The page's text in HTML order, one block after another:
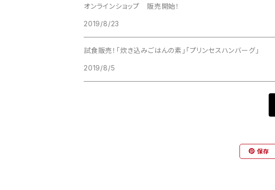
オンラインショップ 販売開始！
2019/8/23
試食販売！「炊き込みごはんの素」「プリンセスハンバーグ」
2019/8/5
保存